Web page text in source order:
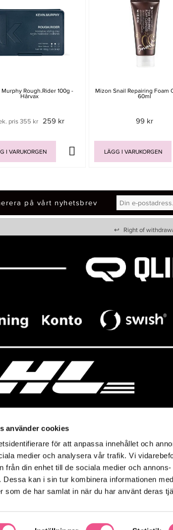
använder cookies
för att anpassa innehållet och
medier och analysera vår trafik. Vi
från din enhet till de sociala medier och
Dessa kan i sin tur kombinera informationen
som de har samlat in när du har använt deras
Murphy Rough.Rider 100g -
Hårvax
pris 355 kr 259 kr
I VARUKORGEN
Mizon Snail Repairing Foam
60ml
99 kr
LÄGG I VARUKORGEN
på vårt nyhetsbrev
↩ Right of
Om Baresso
Baresso Magasin
Om Baresso.se
Cookiepolicy
Smspolicy
Mitt
Mitt
Ändra